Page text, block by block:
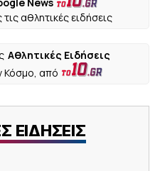
αθλητικές ειδήσεις
Αθλητικές Ειδήσεις
Κόσμο, από
ΕΙΔΗΣΕΙΣ